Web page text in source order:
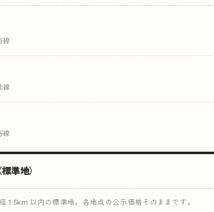
線
線
線
準地）
1.5km 以内の標準地。各地点の公示価格そのままです。